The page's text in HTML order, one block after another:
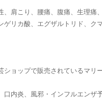
肩こり、腰痛、腹痛、生理痛
リカ酸、エグザルトリド、ク
ョップで販売されているマリ
内炎、風邪・インフルエンザ